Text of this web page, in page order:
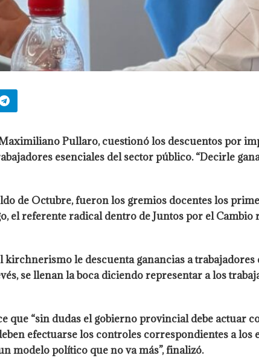
Pullaro, cuestionó los descuentos por
esenciales del sector público. “Decirle
de Octubre, fueron los gremios docentes los
el referente radical dentro de Juntos por el
kirchnerismo le descuenta ganancias a
se llenan la boca diciendo representar a los
que “sin dudas el gobierno provincial debe actuar
efectuarse los controles correspondientes a
modelo político que no va más”, finalizó.